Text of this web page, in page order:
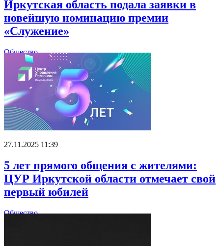
Иркутская область подала заявки в
новейшую номинацию премии
«Служение»
Общество
27.11.2025 11:39
5 лет прямого общения с жителями:
ЦУР Иркутской области отмечает свой
первый юбилей
Общество